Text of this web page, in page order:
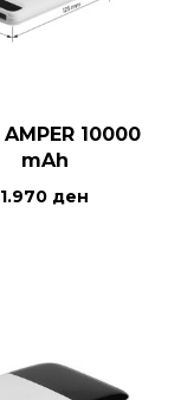
10000
mAh
1.970 ден